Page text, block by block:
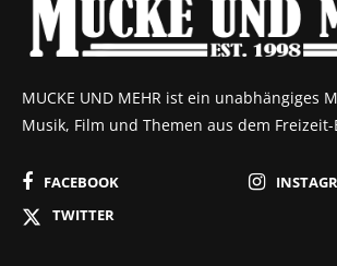
MUCKE UND MEHR ist ein unabhängiges
Musik, Film und Themen aus dem
FACEBOOK
TWITTER